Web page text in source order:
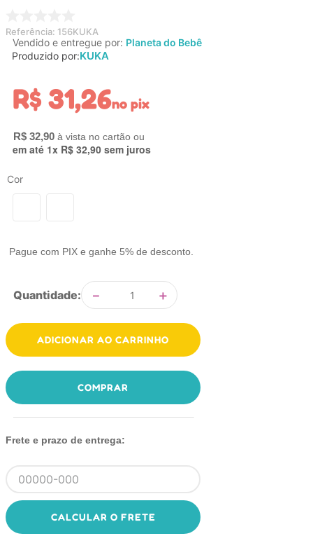
Referência: 156KUKA
Vendido e entregue por: Planeta do Bebê
Produzido por:KUKA
R$ 31,26no pix
R$ 32,90
em até 1x R$ 32,90 sem juros
Cor
Pague com PIX e ganhe 5% de desconto.
Quantidade ＋
－
ADICIONAR AO CARRINHO
COMPRAR
Frete e prazo de entrega:
CALCULAR O FRETE
8º
mamadeira
9º
brinquedo banho